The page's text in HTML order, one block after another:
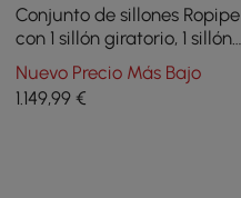
Conjunto de sillones Ropipe
con 1 sillón giratorio, 1 sillón
y 1 mesa auxiliar de cuerda
tejida
Nuevo Precio Más Bajo
1.149,99 €